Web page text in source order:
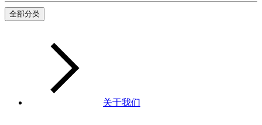
全部分类
关于我们